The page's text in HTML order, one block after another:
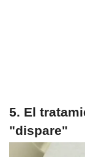
5. El
"dispare"